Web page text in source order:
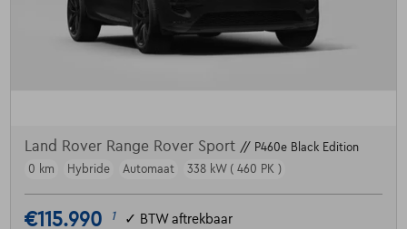
Land Rover Range Rover Sport // P460e Black Edition
0 km
Hybride Automaat 338 kW ( 460 PK )
€115.990 1 ✓ BTW aftrekbaar